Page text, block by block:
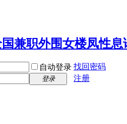
自动登录 找回密码
登录
注册